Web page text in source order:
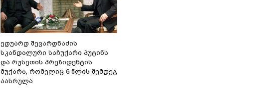
ედუარდ შევარდნაძის
სკანდალური საჩუქარი პუტინს
და რუსეთის პრეზიდენტის
მუქარა, რომელიც 6 წლის შემდეგ
აასრულა